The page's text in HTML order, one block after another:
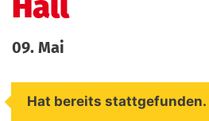
09. Mai
Hat bereits stattgefunden.